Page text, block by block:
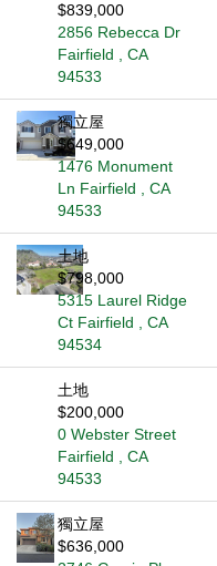
$839,000
2856 Rebecca Dr
Fairfield , CA
94533
獨立屋
$649,000
1476 Monument
Ln Fairfield , CA
94533
土地
$798,000
5315 Laurel Ridge
Ct Fairfield , CA
94534
土地
$200,000
0 Webster Street
Fairfield , CA
94533
獨立屋
$636,000